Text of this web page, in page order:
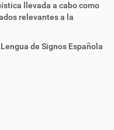
llevada a cabo como
relevantes a la
de Signos Española